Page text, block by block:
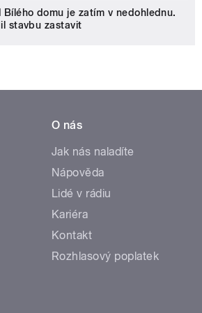
domu je zatím v nedohlednu.
stavbu zastavit
O nás
Jak nás naladíte
Nápověda
Lidé v rádiu
Kariéra
Kontakt
Rozhlasový poplatek